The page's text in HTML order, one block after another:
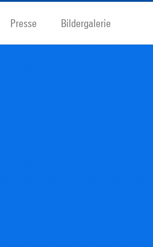
Presse Bildergalerie